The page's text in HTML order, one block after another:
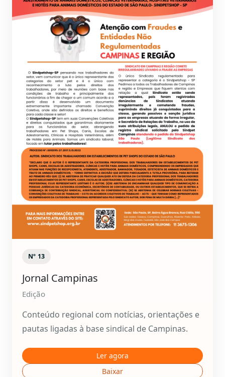
Nº 13
Jornal Campinas
Edição
Conteúdo regional com notícias, orientações e
pautas ligadas à base sindical de Campinas.
Ler agora
Baixar